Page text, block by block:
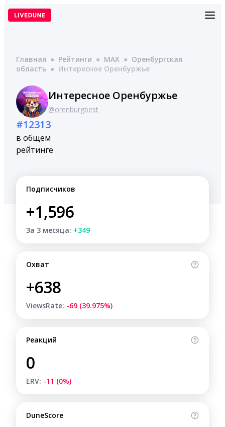
Перейти
Главная ● Рейтинги ● MAX ● Оренбургская
область ● Интересное Оренбуржье
Интересное Оренбуржье
@orenburgbest
#12313
в общем
рейтинге
Подписчиков
+1,596
За 3 месяца: +349
Охват
+638
ViewsRate: -69 (39.975%)
Реакций
0
ERV: -11 (0%)
DuneScore